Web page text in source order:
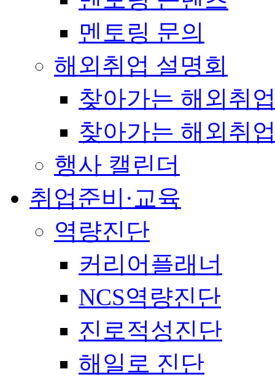
멘토링 문의
해외취업 설명회
찾아가는 해외취
찾아가는 해외취
행사 캘린더
취업준비·교육
역량진단
커리어플래너
NCS역량진단
진로적성진단
해일로 진단